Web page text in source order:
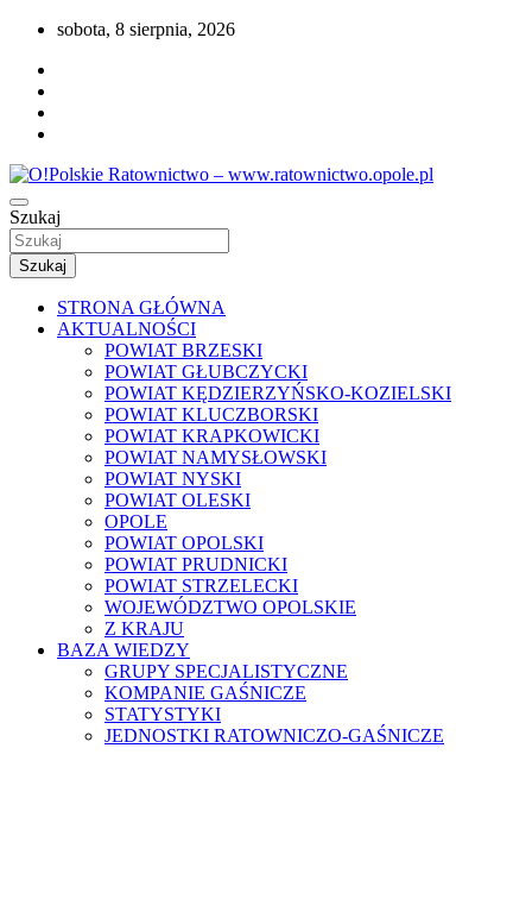
Przejdź
treści
sobota, 8 sierpnia, 2026
O!Polskie Ratownictwo –
www.ratownictwo.opole.pl
Portal opolskiego i polskiego ratownictwa.
Szukaj
Szukaj
STRONA GŁÓWNA
AKTUALNOŚCI
POWIAT BRZESKI
POWIAT GŁUBCZYCKI
POWIAT KĘDZIERZYŃSKO-KOZIELSKI
POWIAT KLUCZBORSKI
POWIAT KRAPKOWICKI
POWIAT NAMYSŁOWSKI
POWIAT NYSKI
POWIAT OLESKI
OPOLE
POWIAT OPOLSKI
POWIAT PRUDNICKI
POWIAT STRZELECKI
WOJEWÓDZTWO OPOLSKIE
Z KRAJU
BAZA WIEDZY
GRUPY SPECJALISTYCZNE
KOMPANIE GAŚNICZE
STATYSTYKI
JEDNOSTKI RATOWNICZO-GAŚNICZE